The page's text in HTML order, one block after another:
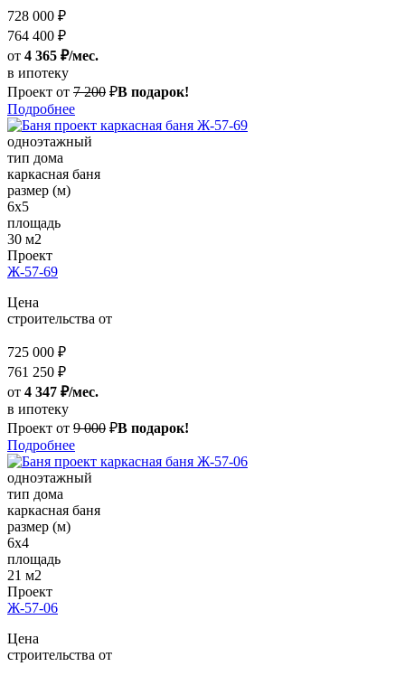
728 000 ₽
764 400 ₽
от 4 365 ₽/мес.
в ипотеку
Проект от 7 200 ₽В подарок!
Подробнее
одноэтажный
тип дома
каркасная баня
размер (м)
6x5
площадь
30 м2
Проект
Ж-57-69
Цена
строительства от
725 000 ₽
761 250 ₽
от 4 347 ₽/мес.
в ипотеку
Проект от 9 000 ₽В подарок!
Подробнее
одноэтажный
тип дома
каркасная баня
размер (м)
6x4
площадь
21 м2
Проект
Ж-57-06
Цена
строительства от